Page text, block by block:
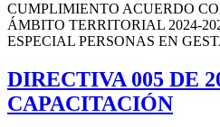
CUMPLIMIENTO ACUERDO
ÁMBITO TERRITORIAL 2024-
ESPECIAL PERSONAS EN
DIRECTIVA 005 DE
CAPACITACIÓN